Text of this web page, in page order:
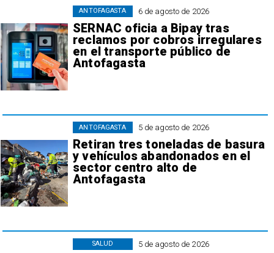
6 de agosto de 2026
SERNAC oficia a Bipay tras
reclamos por cobros irregulares
en el transporte público de
Antofagasta
ANTOFAGASTA
5 de agosto de 2026
Retiran tres toneladas de basura
y vehículos abandonados en el
sector centro alto de
Antofagasta
ANTOFAGASTA
5 de agosto de 2026
SALUD